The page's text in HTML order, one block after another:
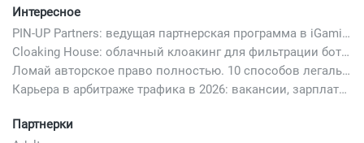
Интересное
PIN-UP Partners: ведущая партнерская программа в iGaming
Cloaking House: облачный клоакинг для фильтрации ботов FB и Google Ads — гайд PHP-интеграции 2026
Ломай авторское право полностью. 10 способов легально добавить любимый трек в свой креатив
Карьера в арбитраже трафика в 2026: вакансии, зарплаты и как начать
Партнерки